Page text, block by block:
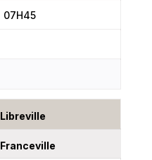
07H45
Libreville
Franceville